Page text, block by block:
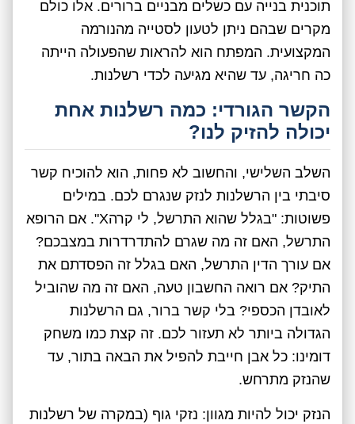
תוכנית בנייה עם כשלים מבניים ברורים. אלו כולם
מקרים שבהם ניתן לטעון לסטייה מהנורמה
המקצועית. המפתח הוא להראות שהפעולה הייתה
כה חריגה, עד שהיא מגיעה לכדי רשלנות.
הקשר הגורדי: כמה רשלנות אחת
יכולה להזיק לנו?
השלב השלישי, והחשוב לא פחות, הוא להוכיח קשר
סיבתי בין הרשלנות לנזק שנגרם לכם. במילים
פשוטות: "בגלל שהוא התרשל, לי קרהX". אם הרופא
התרשל, האם זה מה שגרם להתדרדרות במצבכם?
אם עורך הדין התרשל, האם בגלל זה הפסדתם את
התיק? אם רואה החשבון טעה, האם זה מה שהוביל
לאובדן הכספי? בלי קשר ברור, גם הרשלנות
הגדולה ביותר לא תעזור לכם. זה קצת כמו משחק
דומינו: כל אבן חייבת להפיל את הבאה בתור, עד
שהנזק מתרחש.
הנזק יכול להיות מגוון: נזקי גוף (במקרה של רשלנות